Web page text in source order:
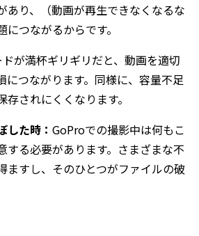
あり、（動画が再生できなくなるな
つながるからです。
ドが満杯ギリギリだと、動画を適切
につながります。同様に、容量不足
されにくくなります。
した時： GoProでの撮影中は何もこ
する必要があります。さまざまな不
ますし、そのひとつがファイルの破